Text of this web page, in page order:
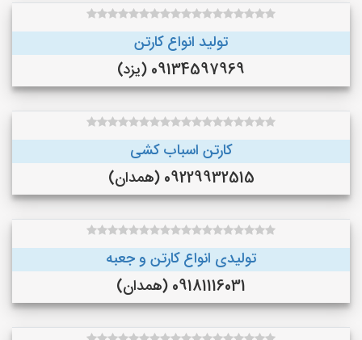
تولید انواع کارتن
09134597969 (یزد)
کارتن اسباب کشی
09229932515 (همدان)
تولیدی انواع کارتن و جعبه
09181116031 (همدان)